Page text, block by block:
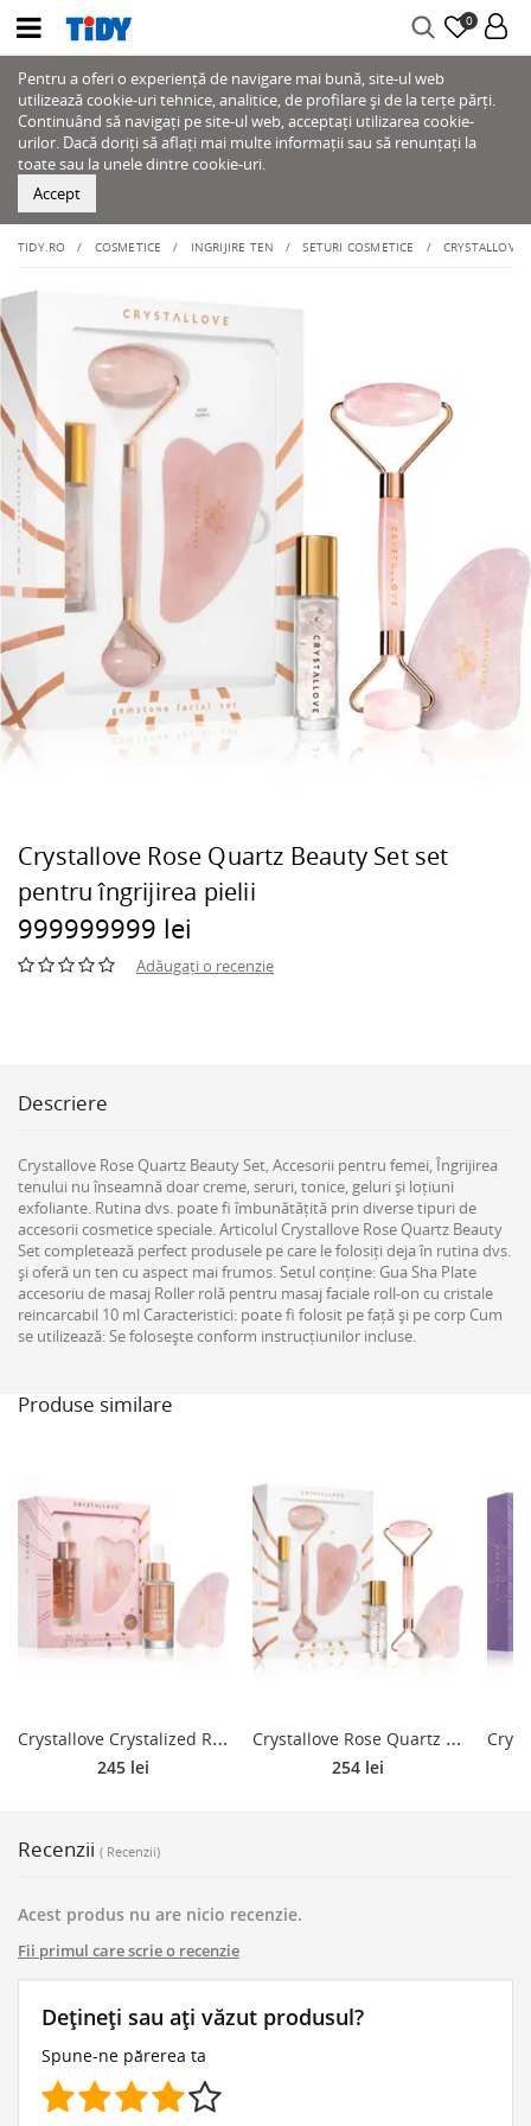
0
Pentru a oferi o experiență de navigare mai bună, site-ul web
utilizează cookie-uri tehnice, analitice, de profilare și de la terțe părți.
Continuând să navigați pe site-ul web, acceptați utilizarea cookie-
urilor. Dacă doriți să aflați mai multe informații sau să renunțați la
toate sau la unele dintre cookie-uri.
Accept
TIDY.RO COSMETICE INGRIJIRE TEN SETURI COSMETICE CRYSTALLOVE
Crystallove Rose Quartz Beauty Set set
pentru îngrijirea pielii
999999999 lei
Adăugați o recenzie
Descriere
Crystallove Rose Quartz Beauty Set, Accesorii pentru femei, Îngrijirea
tenului nu înseamnă doar creme, seruri, tonice, geluri și loțiuni
exfoliante. Rutina dvs. poate fi îmbunătățită prin diverse tipuri de
accesorii cosmetice speciale. Articolul Crystallove Rose Quartz Beauty
Set completează perfect produsele pe care le folosiți deja în rutina dvs.
și oferă un ten cu aspect mai frumos. Setul conține: Gua Sha Plate
accesoriu de masaj Roller rolă pentru masaj faciale roll-on cu cristale
reincarcabil 10 ml Caracteristici: poate fi folosit pe față și pe corp Cum
se utilizează: Se folosește conform instrucțiunilor incluse.
Produse similare
C
rystallove Crystalized Rose Quartz Set set pentru îngrijirea pielii
245 lei
C
rystallove Rose Quartz Beauty Set set pentru îngrijirea pielii
254 lei
Recenzii ( Recenzii)
Acest produs nu are nicio recenzie.
Fii primul care scrie o recenzie
Dețineți sau ați văzut produsul?
Spune-ne părerea ta